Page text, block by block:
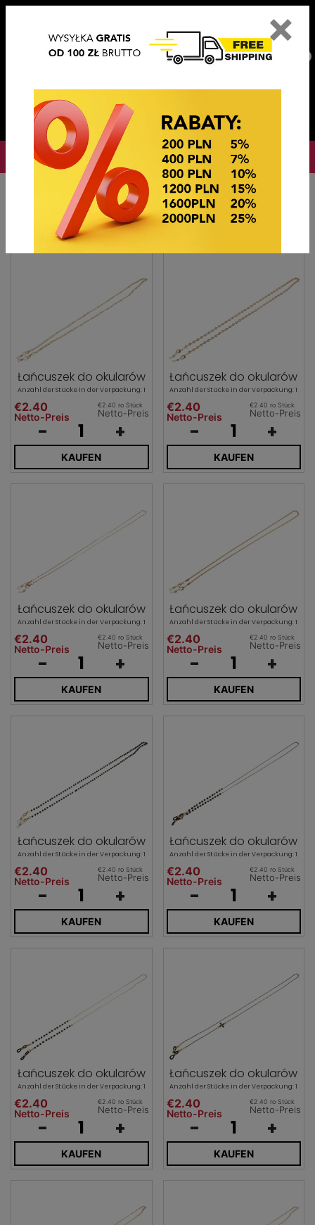
OKAZJE CENOWE
Bijouterie Łańcuszki do okularów
Łańcuszek do okularów
Anzahl der Stücke in der Verpackung: 1
€2.40
Netto-Preis
€2.40 ro Stück
Netto-Preis
- +
KAUFEN
Łańcuszek do okularów
Anzahl der Stücke in der Verpackung: 1
€2.40
Netto-Preis
€2.40 ro Stück
Netto-Preis
- +
KAUFEN
Łańcuszek do okularów
Anzahl der Stücke in der Verpackung: 1
€2.40
Netto-Preis
€2.40 ro Stück
Netto-Preis
- +
KAUFEN
Łańcuszek do okularów
Anzahl der Stücke in der Verpackung: 1
€2.40
Netto-Preis
€2.40 ro Stück
Netto-Preis
- +
KAUFEN
Łańcuszek do okularów
Anzahl der Stücke in der Verpackung: 1
€2.40
Netto-Preis
€2.40 ro Stück
Netto-Preis
- +
KAUFEN
Łańcuszek do okularów
Anzahl der Stücke in der Verpackung: 1
€2.40
Netto-Preis
€2.40 ro Stück
Netto-Preis
- +
KAUFEN
Łańcuszek do okularów
Anzahl der Stücke in der Verpackung: 1
€2.40
Netto-Preis
€2.40 ro Stück
Netto-Preis
- +
KAUFEN
Łańcuszek do okularów
Anzahl der Stücke in der Verpackung: 1
€2.40
Netto-Preis
€2.40 ro Stück
Netto-Preis
- +
KAUFEN
×